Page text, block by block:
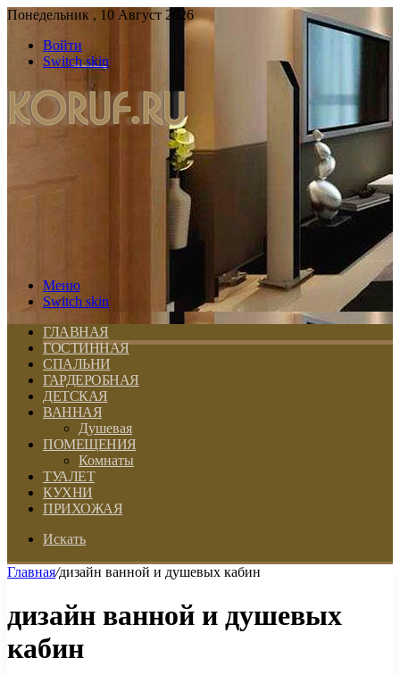
Понедельник , 10 Август 2026
Войти
Switch skin
Меню
Switch skin
ГЛАВНАЯ
ГОСТИННАЯ
СПАЛЬНИ
ГАРДЕРОБНАЯ
ДЕТСКАЯ
ВАННАЯ
Душевая
ПОМЕЩЕНИЯ
Комнаты
ТУАЛЕТ
КУХНИ
ПРИХОЖАЯ
Искать
Главная/дизайн ванной и душевых кабин
дизайн ванной и душевых
кабин